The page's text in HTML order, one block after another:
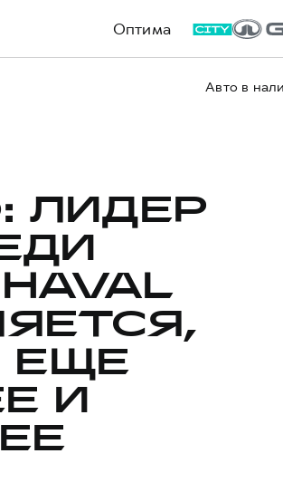
Оптима
Авто в
ЛИДЕР
ЕЩЕ
И